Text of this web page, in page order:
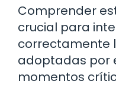
Comprender
crucial para
correctamente
adoptadas por
momentos